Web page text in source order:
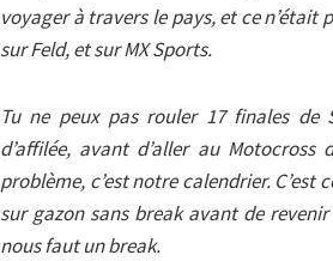
voyager à travers le pays, et ce n’était
sur Feld, et sur MX Sports.
Tu ne peux pas rouler 17 finales de
d’affilée, avant d’aller au
problème, c’est notre calendrier.
sur gazon sans break avant de
nous faut un break.